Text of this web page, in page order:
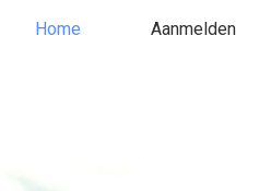
Home Aanmelden